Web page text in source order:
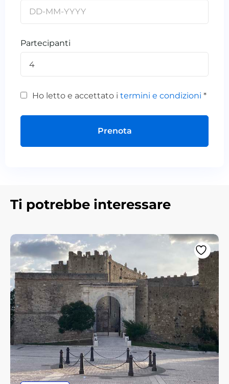
Partecipanti
4
Ho letto e accettato i termini e condizioni *
Prenota
Ti potrebbe interessare